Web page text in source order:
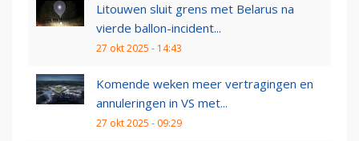
Litouwen sluit grens met Belarus na
vierde ballon-incident...
27 okt 2025 - 14:43
Komende weken meer vertragingen en
annuleringen in VS met...
27 okt 2025 - 09:29